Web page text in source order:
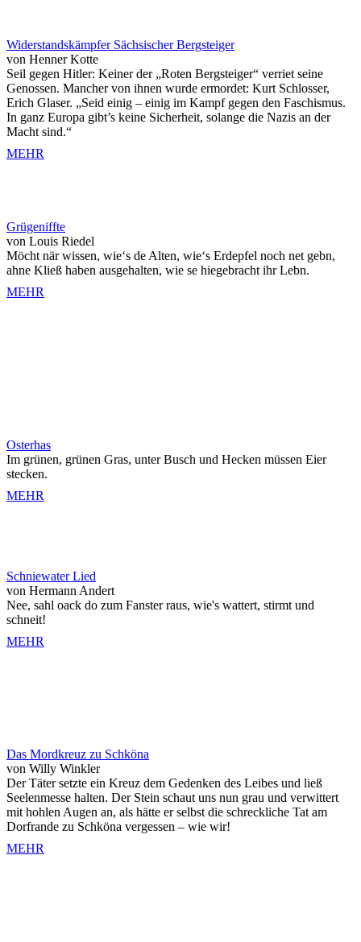
Widerstandskämpfer Sächsischer Bergsteiger
von Henner Kotte
Seil gegen Hitler: Keiner der „Roten Bergsteiger“ verriet seine
Genossen. Mancher von ihnen wurde ermordet: Kurt Schlosser,
Erich Glaser. „Seid einig – einig im Kampf gegen den Faschismus.
In ganz Europa gibt’s keine Sicherheit, solange die Nazis an der
Macht sind.“
MEHR
Grügeniffte
von Louis Riedel
Möcht när wissen, wie‘s de Alten, wie‘s Erdepfel noch net gebn,
ahne Kließ haben ausgehalten, wie se hiegebracht ihr Lebn.
MEHR
Osterhas
Im grünen, grünen Gras, unter Busch und Hecken müssen Eier
stecken.
MEHR
Schniewater Lied
von Hermann Andert
Nee, sahl oack do zum Fanster raus, wie's wattert, stirmt und
schneit!
MEHR
Das Mordkreuz zu Schköna
von Willy Winkler
Der Täter setzte ein Kreuz dem Gedenken des Leibes und ließ
Seelenmesse halten. Der Stein schaut uns nun grau und verwittert
mit hohlen Augen an, als hätte er selbst die schreckliche Tat am
Dorfrande zu Schköna vergessen – wie wir!
MEHR